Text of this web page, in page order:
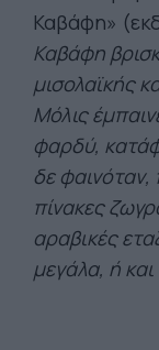
Καβάφη»
Καβάφη
μισολαϊκής
Μόλις
φαρδύ,
δε
πίνακες
αραβικές
μεγάλα, ή